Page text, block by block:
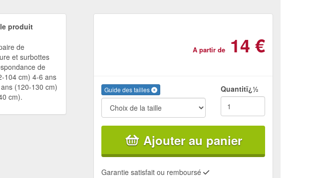
produit
de
et surbottes
de
104 cm) 4-6 ans
(120-130 cm)
cm).
A partir de 14 €
Guide des tailles Quantitï¿½
Ajouter au panier
Garantie satisfait ou remboursé